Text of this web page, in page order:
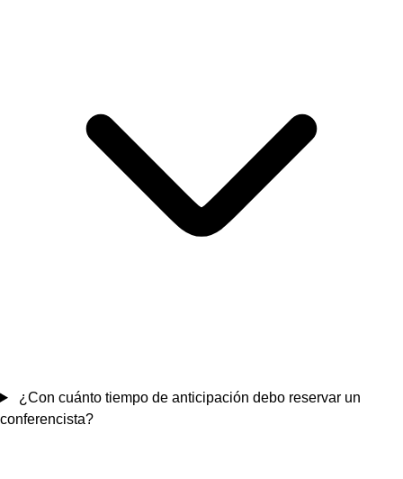
¿Con cuánto tiempo de anticipación debo reservar un
conferencista?